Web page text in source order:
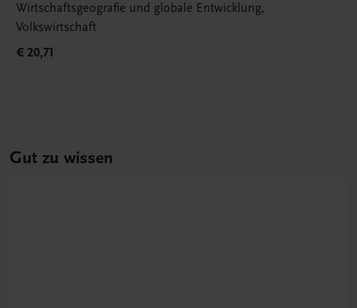
Wirtschaftsgeografie und globale Entwicklung,
Volkswirtschaft
€ 20,71
Gut zu wissen